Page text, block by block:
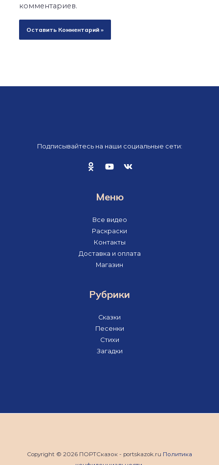
комментариев.
Подписывайтесь на наши социальные сети:
Меню
Все видео
Раскраски
Контакты
Доставка и оплата
Магазин
Рубрики
Сказки
Песенки
Стихи
Загадки
Copyright © 2026 ПОРТСказок - portskazok.ru Политика